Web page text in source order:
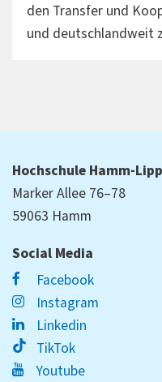
den Transfer und
und deutschlandweit
Hochschule Hamm-
Marker Allee 76–78
59063 Hamm
Social Media
Facebook
Instagram
Linkedin
TikTok
Youtube